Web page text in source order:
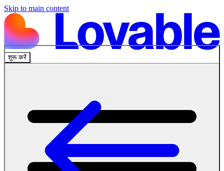
Skip to main content
शुरू करें